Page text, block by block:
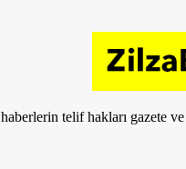
telif hakları gazete